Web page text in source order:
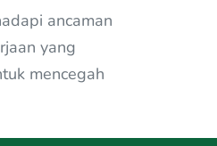
ancaman
yang
mencegah